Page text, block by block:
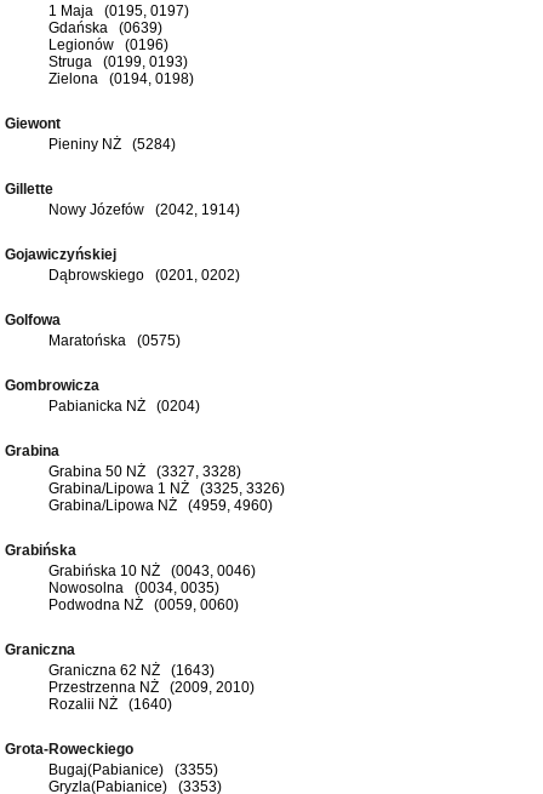
1 Maja (0195, 0197)
Gdańska (0639)
Legionów (0196)
Struga (0199, 0193)
Zielona (0194, 0198)
Giewont
Pieniny NŻ (5284)
Gillette
Nowy Józefów (2042, 1914)
Gojawiczyńskiej
Dąbrowskiego (0201, 0202)
Golfowa
Maratońska (0575)
Gombrowicza
Pabianicka NŻ (0204)
Grabina
Grabina 50 NŻ (3327, 3328)
Grabina/Lipowa 1 NŻ (3325, 3326)
Grabina/Lipowa NŻ (4959, 4960)
Grabińska
Grabińska 10 NŻ (0043, 0046)
Nowosolna (0034, 0035)
Podwodna NŻ (0059, 0060)
Graniczna
Graniczna 62 NŻ (1643)
Przestrzenna NŻ (2009, 2010)
Rozalii NŻ (1640)
Grota-Roweckiego
Bugaj(Pabianice) (3355)
Gryzla(Pabianice) (3353)